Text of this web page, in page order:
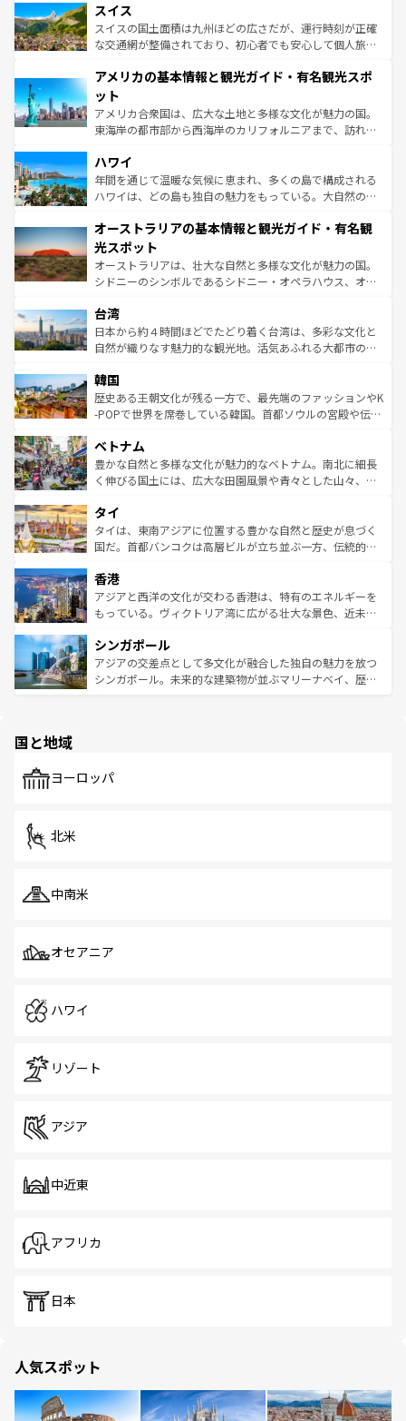
を参照してほしい。
は、お酒好きな人にはぜひ体験してほしい。 なお、新着の
ドイツ情報はコンテンツ一覧を参照してほしい。
リアごとに異なる魅力がある。また、優雅なアフタヌーン
ティー、ビール好きにはたまらない英国パブ、サッカー観
戦など、本場だからこそできる体験も豊富。イギリスを旅
ンツ一覧を参照してほしい。
スイス
スイスの国土面積は九州ほどの広さだが、運行時刻が正確
な交通網が整備されており、初心者でも安心して個人旅行
の建物がそのまま残る町や、スイスならではのユニークな
博物館もあり、アルプス観光だけでなく町歩きも満喫する
ことができる。国民の所得が高いため物価も高いが、旅行
者向けの交通パス提供のサービスもあり、うまく活用すれ
着のスイス情報は
アメリカの基本情報と観光ガイド・有名観光スポ
ット
アメリカ合衆国は、広大な土地と多様な文化が魅力の国。
東海岸の都市部から西海岸のカリフォルニアまで、訪れる
のような巨大都市は、観光、ショッピング、エンターテイ
ンメントが詰まった刺激的なスポットだ。一方、アメリカ
西部には大自然が広がり、グランドキャニオンやイエロー
部のニューオーリンズでは、音楽と美食が融合した独特の
文化が魅力。旅行者はアメリカの各地域で異なる魅力を楽
しみながら、その多様性と豊かな歴史を感じることができ
るだろう。車でのロードトリップや列車の旅も、アメリカ
情報は
ハワイ
年間を通じて温暖な気候に恵まれ、多くの島で構成される
ハワイは、どの島も独自の魅力をもっている。大自然の神
ワイ島は見逃せない。また、定番の観光地といえばオアフ
島だが、静かな自然を求めるならマウイ島やカウアイ島が
おすすめ。エメラルドグリーンに輝く海をはじめ、豊かな
文化や歴史が息づいている。「アロハスピリット」と呼ば
人々、おいしいローカルフードやハワイアンミュージッ
ク、伝統的なフラダンスなど、すべてがハワイの魅力を彩
っている。訪れるたびに新しい発見と感動が待っているハ
はコンテンツ一覧
オーストラリアの基本情報と観光ガイド・有名観
光スポット
オーストラリアは、壮大な自然と多様な文化が魅力の国。
シドニーのシンボルであるシドニー・オペラハウス、オー
リアリーフや大陸中央部にそびえるウルル（エアーズロッ
ク）、タスマニアの美しい原生林やケアンズの熱帯雨林な
ど、見どころがたくさん。また、カフェやワイン、オージ
いる。アクティビティも充実しており、サーフィンやダイ
ビング、ハイキングなど、アウトドア好きにはたまらな
い。オーストラリアの多彩な魅力を存分に味わいつくそ
参照してほしい。
台湾
日本から約４時間ほどでたどり着く台湾は、多彩な文化と
自然が織りなす魅力的な観光地。活気あふれる大都市の台
ン）、静ひつな山岳地帯である台湾東部など、都市の喧騒
と山間の静けさが共存しており、訪れる人に新しい発見と
驚きをもたらしてくれる。また、奥深い台湾の食文化も魅
容にもいいと評判のスイーツなど、バラエティ豊かな料理
が味わえる。 なお、新着の台湾情報は コンテンツ一覧を参
照してほしい。
韓国
歴史ある王朝文化が残る一方で、最先端のファッションやK
-POPで世界を席巻している韓国。首都ソウルの宮殿や伝統
き、地方に足を延ばせば四季折々の自然美を楽しむことが
できる。そして、キムチや焼肉、絶品のストリートフード
まで、さまざまな韓国料理が待っている。夜には、韓国な
リティに包まれながら、韓国の多彩な魅力を心ゆくまで味
わってみてほしい。 なお、新着の韓国情報はコンテンツ一
覧を参照してほしい。
ベトナム
豊かな自然と多様な文化が魅力的なベトナム。南北に細長
く伸びる国土には、広大な田園風景や青々とした山々、世
急速な発展と共に伝統が息づく。ハノイの古い町並みやホ
ーチミン市のフランス統治時代の建物も、独特の雰囲気を
醸し出している。また、バラエティの豊かさとおいしさで
とつ。フォーやバインミー、ベトナムコーヒーなどは、ぜ
ひ現地で味わいたい。どの地域を訪れてもあたたかい人々
が旅行者を迎えてくれるので、きっと忘れられない旅にな
参照してほしい。
タイ
タイは、東南アジアに位置する豊かな自然と歴史が息づく
国だ。首都バンコクは高層ビルが立ち並ぶ一方、伝統的な
の活気が交差している。北部ではチェンマイなどの山岳地
帯で自然と触れ合い、南部ではプーケットやクラビの美し
いビーチでリゾート気分を楽しむことができる。タイ料理
激する。気候は一年中温暖で、どの季節にも異なる楽しみ
が待っている。親しみやすいタイの人々、仏教を中心とし
た文化、そして多様な観光資源が、訪れる旅人を魅了し続
香港
アジアと西洋の文化が交わる香港は、特有のエネルギーを
もっている。ヴィクトリア湾に広がる壮大な景色、近未来
み、どこを訪れても感動するはず。観光スポットが密集し
ており、効率よく見どころを回れるのも魅力。息をのむよ
うな絶景から文化的な体験まで、香港を存分に楽しみ尽く
シンガポール
アジアの交差点として多文化が融合した独自の魅力を放つ
シンガポール。未来的な建築物が並ぶマリーナベイ、歴史
で、ホーカーズは地元の風情を楽しめる外せないスポット
国と地域
ヨーロッパ
北米
中南米
オセアニア
ハワイ
リゾート
アジア
中近東
アフリカ
日本
人気スポット